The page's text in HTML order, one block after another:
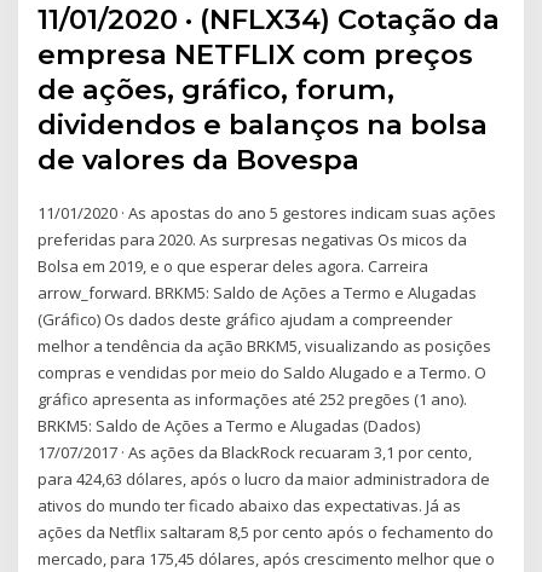
11/01/2020 · (NFLX34) Cotação da
empresa NETFLIX com preços
de ações, gráfico, forum,
dividendos e balanços na bolsa
de valores da Bovespa
11/01/2020 · As apostas do ano 5 gestores indicam suas ações
preferidas para 2020. As surpresas negativas Os micos da
Bolsa em 2019, e o que esperar deles agora. Carreira
arrow_forward. BRKM5: Saldo de Ações a Termo e Alugadas
(Gráfico) Os dados deste gráfico ajudam a compreender
melhor a tendência da ação BRKM5, visualizando as posições
compras e vendidas por meio do Saldo Alugado e a Termo. O
gráfico apresenta as informações até 252 pregões (1 ano).
BRKM5: Saldo de Ações a Termo e Alugadas (Dados)
17/07/2017 · As ações da BlackRock recuaram 3,1 por cento,
para 424,63 dólares, após o lucro da maior administradora de
ativos do mundo ter ficado abaixo das expectativas. Já as
ações da Netflix saltaram 8,5 por cento após o fechamento do
mercado, para 175,45 dólares, após crescimento melhor que o